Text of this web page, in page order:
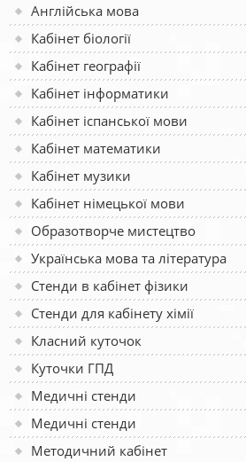
Англійська мова
Кабінет біології
Кабінет географії
Кабінет інформатики
Кабінет іспанської мови
Кабінет математики
Кабінет музики
Кабінет німецької мови
Образотворче мистецтво
Українська мова та література
Стенди в кабінет фізики
Стенди для кабінету хімії
Класний куточок
Куточки ГПД
Медичні стенди
Медичні стенди
Методичний кабінет